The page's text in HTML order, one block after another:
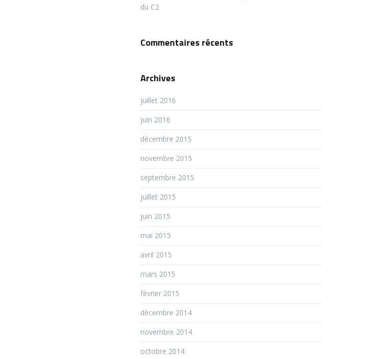
du C2
Commentaires récents
Archives
juillet 2016
juin 2016
décembre 2015
novembre 2015
septembre 2015
juillet 2015
juin 2015
mai 2015
avril 2015
mars 2015
février 2015
décembre 2014
novembre 2014
octobre 2014